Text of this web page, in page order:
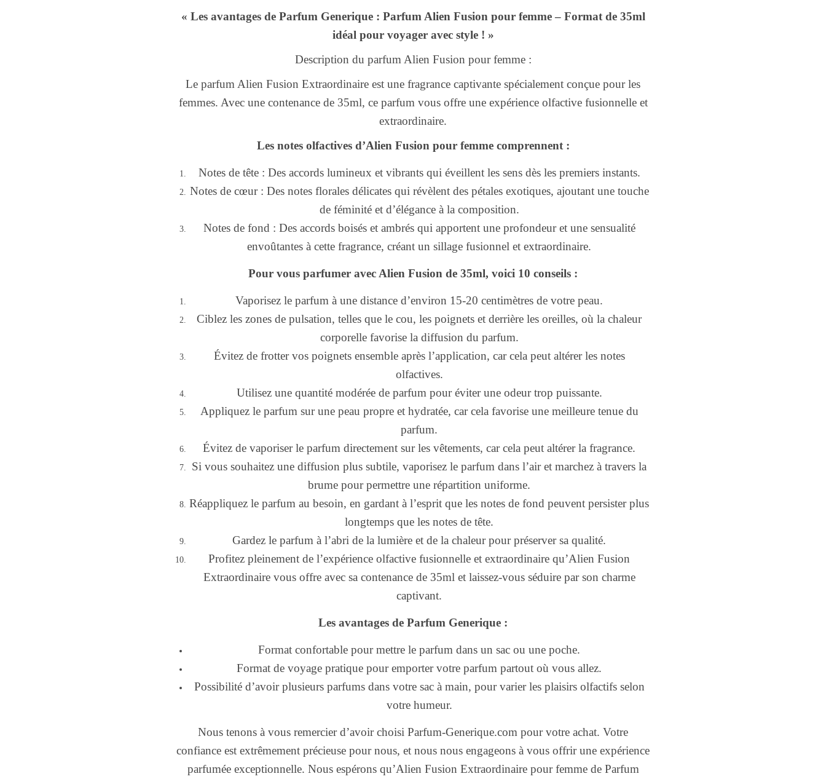
« Les avantages de Parfum Generique : Parfum Alien Fusion pour femme – Format de 35ml
idéal pour voyager avec style ! »
Description du parfum Alien Fusion pour femme :
Le parfum Alien Fusion Extraordinaire est une fragrance captivante spécialement conçue pour les
femmes. Avec une contenance de 35ml, ce parfum vous offre une expérience olfactive fusionnelle et
extraordinaire.
Les notes olfactives d’Alien Fusion pour femme comprennent :
Notes de tête : Des accords lumineux et vibrants qui éveillent les sens dès les premiers instants.
Notes de cœur : Des notes florales délicates qui révèlent des pétales exotiques, ajoutant une touche
de féminité et d’élégance à la composition.
Notes de fond : Des accords boisés et ambrés qui apportent une profondeur et une sensualité
envoûtantes à cette fragrance, créant un sillage fusionnel et extraordinaire.
Pour vous parfumer avec Alien Fusion de 35ml, voici 10 conseils :
Vaporisez le parfum à une distance d’environ 15-20 centimètres de votre peau.
Ciblez les zones de pulsation, telles que le cou, les poignets et derrière les oreilles, où la chaleur
corporelle favorise la diffusion du parfum.
Évitez de frotter vos poignets ensemble après l’application, car cela peut altérer les notes
olfactives.
Utilisez une quantité modérée de parfum pour éviter une odeur trop puissante.
Appliquez le parfum sur une peau propre et hydratée, car cela favorise une meilleure tenue du
parfum.
Évitez de vaporiser le parfum directement sur les vêtements, car cela peut altérer la fragrance.
Si vous souhaitez une diffusion plus subtile, vaporisez le parfum dans l’air et marchez à travers la
brume pour permettre une répartition uniforme.
Réappliquez le parfum au besoin, en gardant à l’esprit que les notes de fond peuvent persister plus
longtemps que les notes de tête.
Gardez le parfum à l’abri de la lumière et de la chaleur pour préserver sa qualité.
Profitez pleinement de l’expérience olfactive fusionnelle et extraordinaire qu’Alien Fusion
Extraordinaire vous offre avec sa contenance de 35ml et laissez-vous séduire par son charme
captivant.
Les avantages de Parfum Generique :
Format confortable pour mettre le parfum dans un sac ou une poche.
Format de voyage pratique pour emporter votre parfum partout où vous allez.
Possibilité d’avoir plusieurs parfums dans votre sac à main, pour varier les plaisirs olfactifs selon
votre humeur.
Nous tenons à vous remercier d’avoir choisi Parfum-Generique.com pour votre achat. Votre
confiance est extrêmement précieuse pour nous, et nous nous engageons à vous offrir une expérience
parfumée exceptionnelle. Nous espérons qu’Alien Fusion Extraordinaire pour femme de Parfum